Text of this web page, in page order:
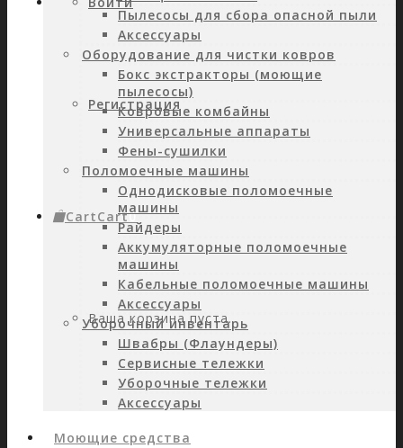
Регистрация
CartCart0
Ваша корзина пуста.
Пылесосы для сбора опасной пыли
Аксессуары
Оборудование для чистки ковров
Бокс экстракторы (моющие
пылесосы)
Ковровые комбайны
Универсальные аппараты
Фены-сушилки
Поломоечные машины
Однодисковые поломоечные
машины
Райдеры
Аккумуляторные поломоечные
машины
Кабельные поломоечные машины
Аксессуары
Уборочный инвентарь
Швабры (Флаундеры)
Сервисные тележки
Уборочные тележки
Аксессуары
Моющие средства